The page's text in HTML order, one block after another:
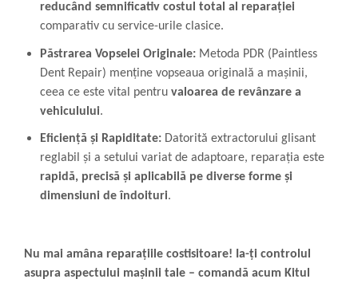
reducând semnificativ costul total al reparației
comparativ cu service-urile clasice.
Păstrarea Vopselei Originale: Metoda PDR (Paintless
Dent Repair) menține vopseaua originală a mașinii,
ceea ce este vital pentru valoarea de revânzare a
vehiculului.
Eficiență și Rapiditate: Datorită extractorului glisant
reglabil și a setului variat de adaptoare, reparația este
rapidă, precisă și aplicabilă pe diverse forme și
dimensiuni de îndoituri.
Nu mai amâna reparațiile costisitoare! Ia-ți controlul
asupra aspectului mașinii tale – comandă acum Kitul